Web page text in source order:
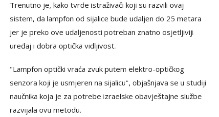
Trenutno je, kako tvrde istraživači koji su razvili ovaj
sistem, da lampfon od sijalice bude udaljen do 25 metara
jer je preko ove udaljenosti potreban znatno osjetljiviji
uređaj i dobra optička vidljivost.
"Lampfon optički vraća zvuk putem elektro-optičkog
senzora koji je usmjeren na sijalicu", objašnjava se u studiji
naučnika koja je za potrebe izraelske obavještajne službe
razvijala ovu metodu.